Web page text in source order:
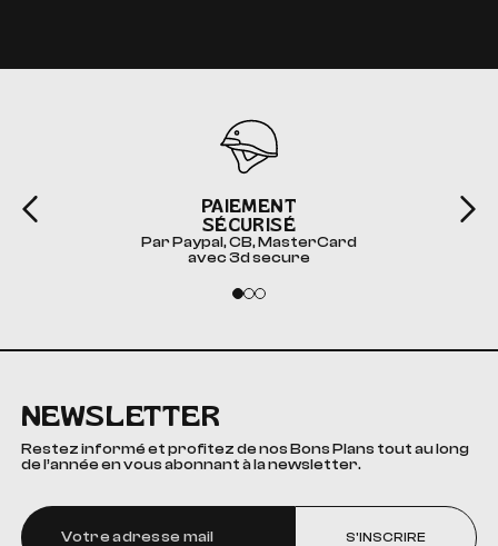
PAIEMENT
SÉCURISÉ
Par Paypal, CB, MasterCard
avec 3d secure
NEWSLETTER
Restez informé et profitez de nos Bons Plans tout au long
de l’année en vous abonnant à la newsletter.
S'INSCRIRE